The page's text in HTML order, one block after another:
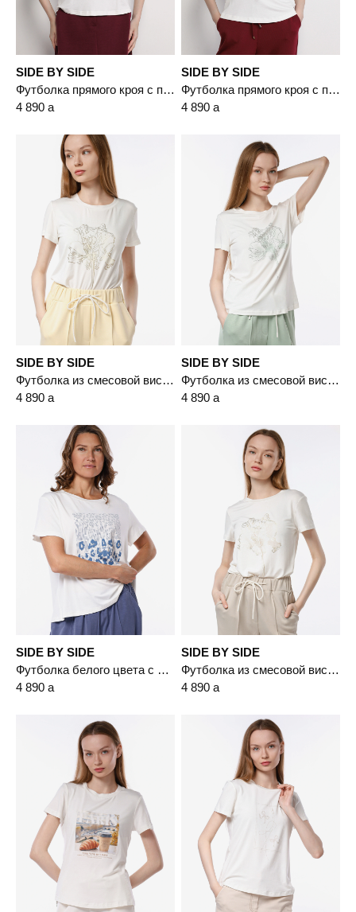
SIDE BY SIDE
Футболка прямого кроя с принтом
4 890 a
SIDE BY SIDE
Футболка прямого кроя с принтом
4 890 a
SIDE BY SIDE
Футболка из смесовой вискозы с декором глиттером
4 890 a
SIDE BY SIDE
Футболка из смесовой вискозы с декором глиттером
4 890 a
SIDE BY SIDE
Футболка белого цвета с принтом и фольгированием
4 890 a
SIDE BY SIDE
Футболка из смесовой вискозы с декором глиттером
4 890 a